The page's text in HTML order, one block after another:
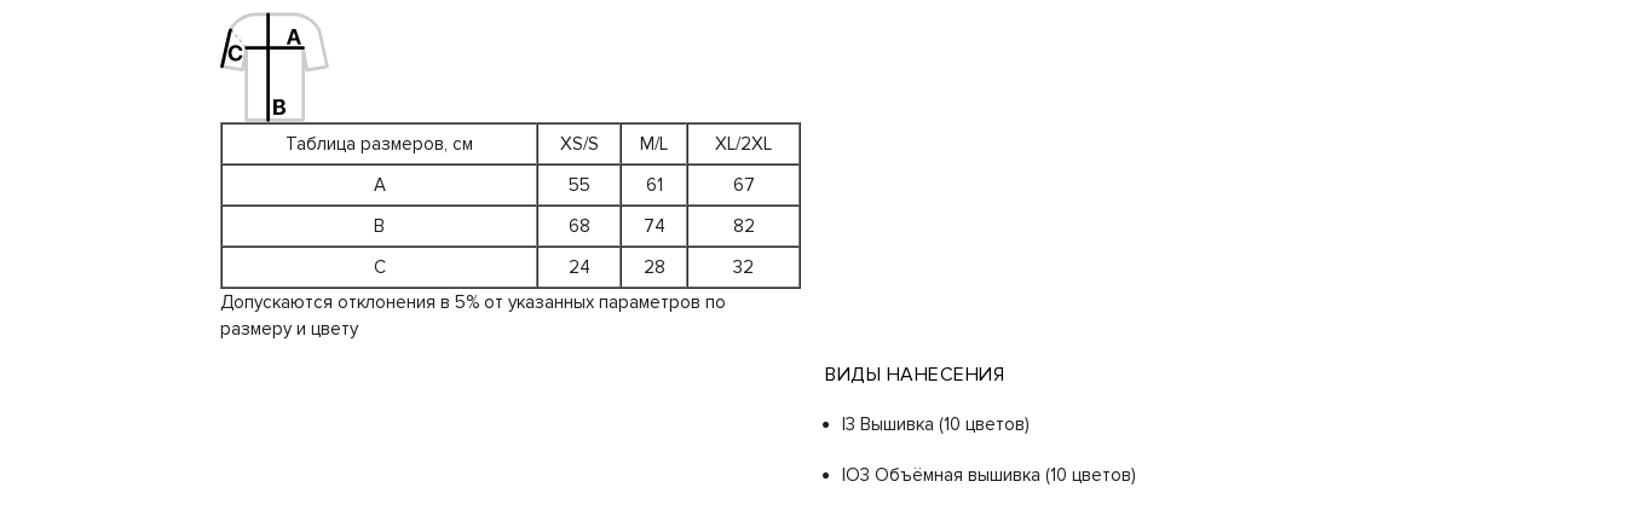
Таблица размеров, см XS/S M/L
XL/2XL
A
55 61
67
B
68 74
82
C
24 28
32
Допускаются отклонения в 5% от указанных параметров по
размеру и цвету
ВИДЫ НАНЕСЕНИЯ
I3 Вышивка (10 цветов)
IO3 Объёмная вышивка (10 цветов)